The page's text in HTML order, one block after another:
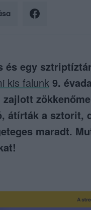
és egy
kis falunk 9.
átírták a sztorit,
maradt.